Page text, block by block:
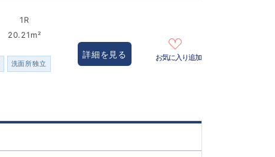
1R
20.21m²
洗面所独立
詳細を見る お気に入り追加